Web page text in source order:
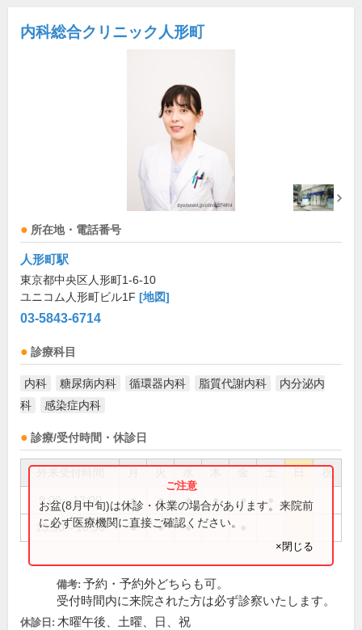
内科総合クリニック人形町
所在地・電話番号
人形町駅
東京都中央区人形町1-6-10
ユニコム人形町ビル1F [地図]
03-5843-6714
診療科目
内科 糖尿病内科 循環器内科 脂質代謝内科
内分泌内
科
感染症内科
診療/受付時間・休診日
祝
9:00～13:00 ● ● ● ● ●
15:30～18:30 ● ● ●
お盆(8月中旬)は休診・休業の場合があります。来院前
に必ず医療機関に直接ご確認ください。
×閉じる
備考: 予約・予約外どちらも可。
受付時間内に来院された方は必ず診察いたします。
休診日: 木曜午後、土曜、日、祝